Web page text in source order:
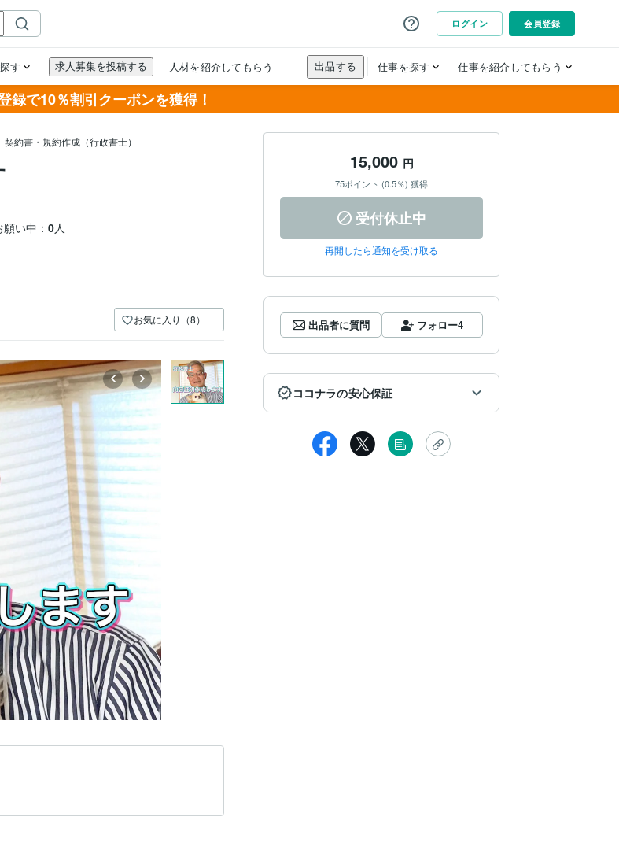
録で10％割引クーポンを獲得！
契約書・規約作成（行政書士）
い中： 0人
お気に入り（8）
15,000 円
75ポイント (0.5％) 獲得
受付休止中
再開したら通知を受け取る
出品者に質問 フォロー4
ココナラの安心保証